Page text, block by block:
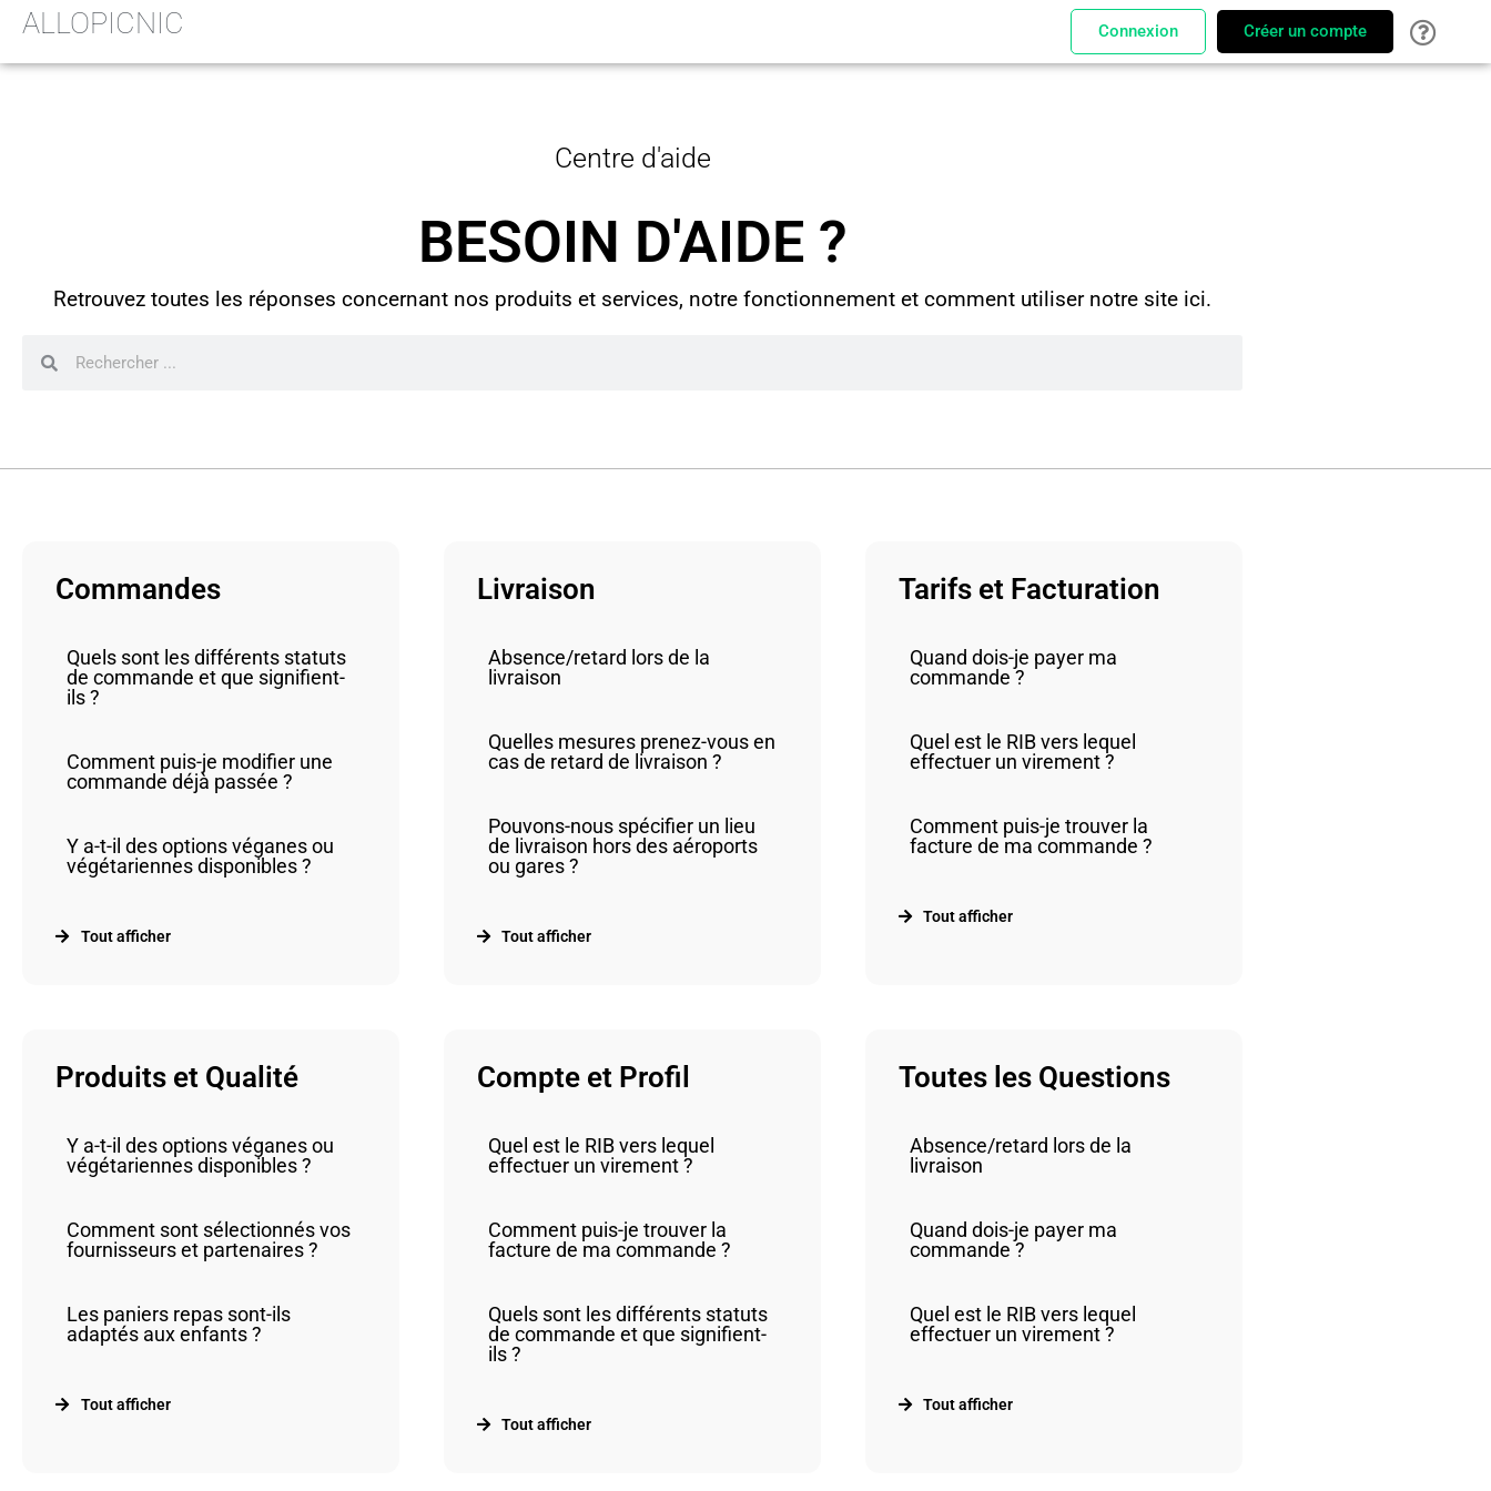
ALLOPICNIC Connexion Créer un compte
Centre d'aide
BESOIN D'AIDE ?
Retrouvez toutes les réponses concernant nos produits et services, notre fonctionnement et comment utiliser notre site ici.
Commandes
Quels sont les différents statuts
de commande et que signifient-
ils ?
Comment puis-je modifier une
commande déjà passée ?
Y a-t-il des options véganes ou
végétariennes disponibles ?
Tout afficher
Livraison
Absence/retard lors de la
livraison
Quelles mesures prenez-vous en
cas de retard de livraison ?
Pouvons-nous spécifier un lieu
de livraison hors des aéroports
ou gares ?
Tout afficher
Tarifs et Facturation
Quand dois-je payer ma
commande ?
Quel est le RIB vers lequel
effectuer un virement ?
Comment puis-je trouver la
facture de ma commande ?
Tout afficher
Produits et Qualité
Y a-t-il des options véganes ou
végétariennes disponibles ?
Comment sont sélectionnés vos
fournisseurs et partenaires ?
Les paniers repas sont-ils
adaptés aux enfants ?
Tout afficher
Compte et Profil
Quel est le RIB vers lequel
effectuer un virement ?
Comment puis-je trouver la
facture de ma commande ?
Quels sont les différents statuts
de commande et que signifient-
ils ?
Tout afficher
Toutes les Questions
Absence/retard lors de la
livraison
Quand dois-je payer ma
commande ?
Quel est le RIB vers lequel
effectuer un virement ?
Tout afficher